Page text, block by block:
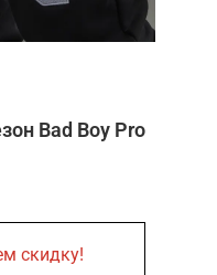
Bad Boy Pro
скидку!